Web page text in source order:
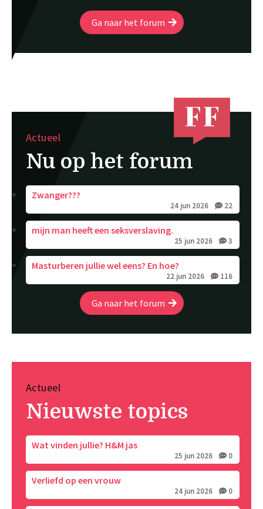
Ga naar het forum
Actueel
Nu op het forum
Zwanger???
24 jun 2026 22
mijn man heeft een seksverslaving.
25 jun 2026 3
Masturberen jullie wel eens? En hoe?
22 jun 2026 116
Ga naar het forum
Actueel
Nieuwste topics
Wat vinden jullie? H&M jas
25 jun 2026 0
Verliefd op een vrouw
24 jun 2026 0